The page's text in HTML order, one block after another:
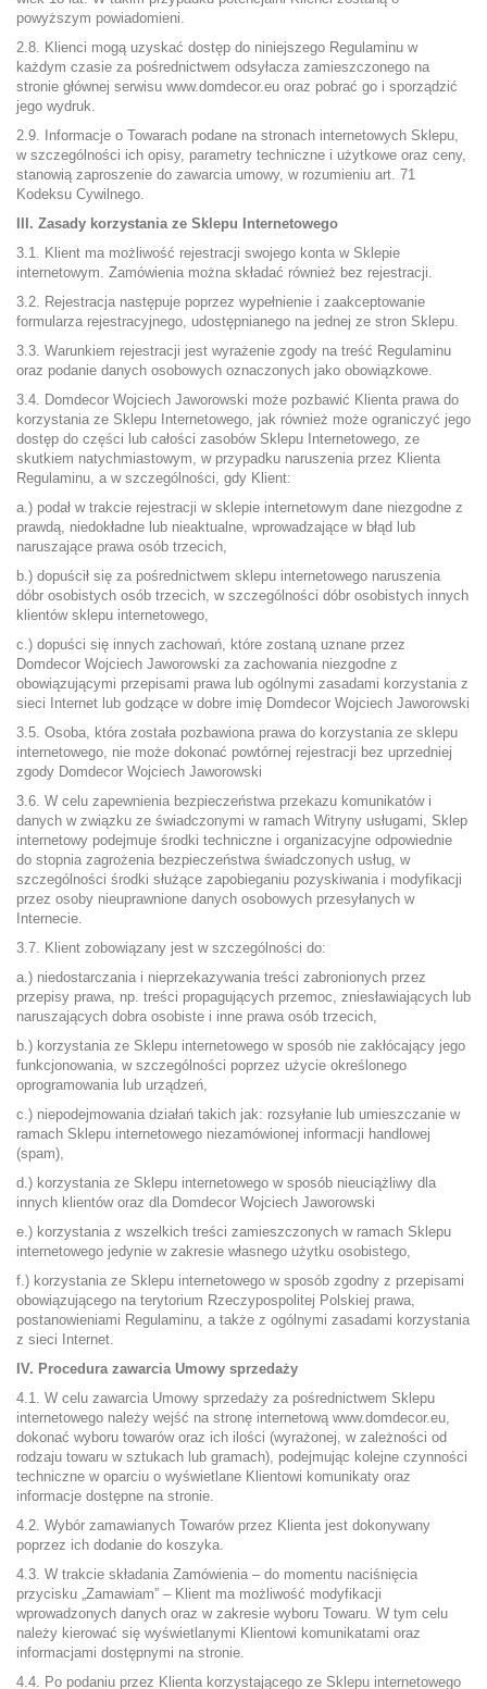
powyższym powiadomieni.
2.8. Klienci mogą uzyskać dostęp do niniejszego Regulaminu w
każdym czasie za pośrednictwem odsyłacza zamieszczonego na
stronie głównej serwisu www.domdecor.eu oraz pobrać go i sporządzić
jego wydruk.
2.9. Informacje o Towarach podane na stronach internetowych Sklepu,
w szczególności ich opisy, parametry techniczne i użytkowe oraz ceny,
stanowią zaproszenie do zawarcia umowy, w rozumieniu art. 71
Kodeksu Cywilnego.
III. Zasady korzystania ze Sklepu Internetowego
3.1. Klient ma możliwość rejestracji swojego konta w Sklepie
internetowym. Zamówienia można składać również bez rejestracji.
3.2. Rejestracja następuje poprzez wypełnienie i zaakceptowanie
formularza rejestracyjnego, udostępnianego na jednej ze stron Sklepu.
3.3. Warunkiem rejestracji jest wyrażenie zgody na treść Regulaminu
oraz podanie danych osobowych oznaczonych jako obowiązkowe.
3.4. Domdecor Wojciech Jaworowski może pozbawić Klienta prawa do
korzystania ze Sklepu Internetowego, jak również może ograniczyć jego
dostęp do części lub całości zasobów Sklepu Internetowego, ze
skutkiem natychmiastowym, w przypadku naruszenia przez Klienta
Regulaminu, a w szczególności, gdy Klient:
a.) podał w trakcie rejestracji w sklepie internetowym dane niezgodne z
prawdą, niedokładne lub nieaktualne, wprowadzające w błąd lub
naruszające prawa osób trzecich,
b.) dopuścił się za pośrednictwem sklepu internetowego naruszenia
dóbr osobistych osób trzecich, w szczególności dóbr osobistych innych
klientów sklepu internetowego,
c.) dopuści się innych zachowań, które zostaną uznane przez
Domdecor Wojciech Jaworowski za zachowania niezgodne z
obowiązującymi przepisami prawa lub ogólnymi zasadami korzystania z
sieci Internet lub godzące w dobre imię Domdecor Wojciech Jaworowski
3.5. Osoba, która została pozbawiona prawa do korzystania ze sklepu
internetowego, nie może dokonać powtórnej rejestracji bez uprzedniej
zgody Domdecor Wojciech Jaworowski
3.6. W celu zapewnienia bezpieczeństwa przekazu komunikatów i
danych w związku ze świadczonymi w ramach Witryny usługami, Sklep
internetowy podejmuje środki techniczne i organizacyjne odpowiednie
do stopnia zagrożenia bezpieczeństwa świadczonych usług, w
szczególności środki służące zapobieganiu pozyskiwania i modyfikacji
przez osoby nieuprawnione danych osobowych przesyłanych w
Internecie.
3.7. Klient zobowiązany jest w szczególności do:
a.) niedostarczania i nieprzekazywania treści zabronionych przez
przepisy prawa, np. treści propagujących przemoc, zniesławiających lub
naruszających dobra osobiste i inne prawa osób trzecich,
b.) korzystania ze Sklepu internetowego w sposób nie zakłócający jego
funkcjonowania, w szczególności poprzez użycie określonego
oprogramowania lub urządzeń,
c.) niepodejmowania działań takich jak: rozsyłanie lub umieszczanie w
ramach Sklepu internetowego niezamówionej informacji handlowej
(spam),
d.) korzystania ze Sklepu internetowego w sposób nieuciążliwy dla
innych klientów oraz dla Domdecor Wojciech Jaworowski
e.) korzystania z wszelkich treści zamieszczonych w ramach Sklepu
internetowego jedynie w zakresie własnego użytku osobistego,
f.) korzystania ze Sklepu internetowego w sposób zgodny z przepisami
obowiązującego na terytorium Rzeczypospolitej Polskiej prawa,
postanowieniami Regulaminu, a także z ogólnymi zasadami korzystania
z sieci Internet.
IV. Procedura zawarcia Umowy sprzedaży
4.1. W celu zawarcia Umowy sprzedaży za pośrednictwem Sklepu
internetowego należy wejść na stronę internetową www.domdecor.eu,
dokonać wyboru towarów oraz ich ilości (wyrażonej, w zależności od
rodzaju towaru w sztukach lub gramach), podejmując kolejne czynności
techniczne w oparciu o wyświetlane Klientowi komunikaty oraz
informacje dostępne na stronie.
4.2. Wybór zamawianych Towarów przez Klienta jest dokonywany
poprzez ich dodanie do koszyka.
4.3. W trakcie składania Zamówienia – do momentu naciśnięcia
przycisku „Zamawiam” – Klient ma możliwość modyfikacji
wprowadzonych danych oraz w zakresie wyboru Towaru. W tym celu
należy kierować się wyświetlanymi Klientowi komunikatami oraz
informacjami dostępnymi na stronie.
4.4. Po podaniu przez Klienta korzystającego ze Sklepu internetowego